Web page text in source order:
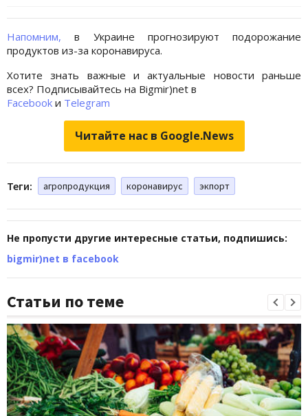
Напомним,в Украине прогнозируют подорожание
продуктов из-за коронавируса.
Хотите знать важные и актуальные новости раньше
всех? Подписывайтесь на Bigmir)net в
Facebook и Telegram
Читайте нас в Google.News
Теги: агропродукция коронавирус экпорт
Не пропусти другие интересные статьи, подпишись:
bigmir)net в facebook
Статьи по теме